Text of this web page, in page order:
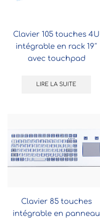
Clavier 105 touches 4U
intégrable en rack 19″
avec touchpad
LIRE LA SUITE
Clavier 85 touches
intégrable en panneau